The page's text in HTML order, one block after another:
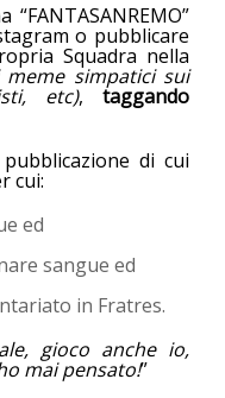
o pubblicare
Squadra nella
simpatici sui
etc),taggando
di cui
cui:
ed
sangue ed
in Fratres.
gioco anche io,
mai pensato!”